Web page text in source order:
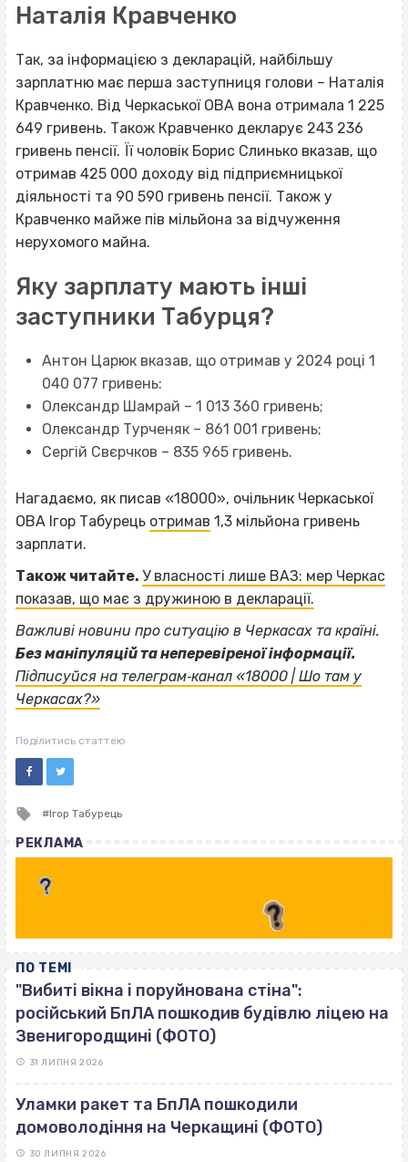
Наталія Кравченко
Так, за інформацією з декларацій, найбільшу
зарплатню має перша заступниця голови – Наталія
Кравченко. Від Черкаської ОВА вона отримала 1 225
649 гривень. Також Кравченко декларує 243 236
гривень пенсії. Її чоловік Борис Слинько вказав, що
отримав 425 000 доходу від підприємницької
діяльності та 90 590 гривень пенсії. Також у
Кравченко майже пів мільйона за відчуження
нерухомого майна.
Яку зарплату мають інші
заступники Табурця?
Антон Царюквказав, що отримав у 2024 році 1
040 077 гривень:
Олександр Шамрай – 1 013 360 гривень;
Олександр Турченяк– 861 001 гривень;
Сергій Свєрчков – 835 965 гривень.
Нагадаємо, як писав «18000», очільник Черкаської
ОВА Ігор Табурець отримав 1,3 мільйона гривень
зарплати.
Також читайте. У власності лише ВАЗ: мер Черкас
показав, що має з дружиною в декларації.
Важливі новини про ситуацію в Черкасах та країні.
Без маніпуляцій та неперевіреної інформації.
Підписуйся на телеграм‐канал «18000 | Шо там у
Черкасах?»
Поділитись статтею
Tagged
Ігор Табурець
РЕКЛАМА
ПО ТЕМІ
"Вибиті вікна і поруйнована стіна":
російський БпЛА пошкодив будівлю ліцею на
Звенигородщині (ФОТО)
31 ЛИПНЯ 2026
Уламки ракет та БпЛА пошкодили
домоволодіння на Черкащині (ФОТО)
30 ЛИПНЯ 2026